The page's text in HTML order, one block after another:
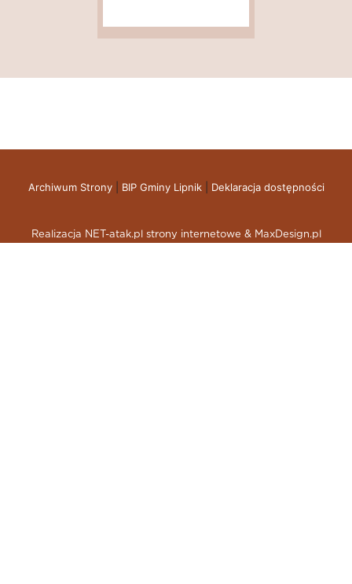
skup aut gdynia
Archiwum Strony| BIP Gminy Lipnik| Deklaracja dostępności
Realizacja NET-atak.pl strony internetowe & MaxDesign.pl